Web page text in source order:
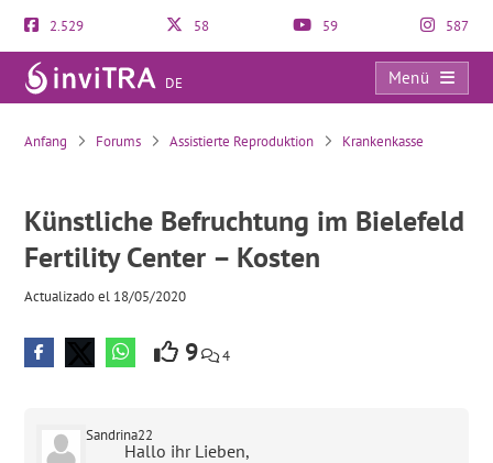
2.529 58 59 587
DE
Menü
Künstliche Befruchtung im Bielefeld Fertility Center – Kosten
Anfang Forums Assistierte Reproduktion Krankenkasse
Künstliche Befruchtung im Bielefeld
Fertility Center – Kosten
Actualizado el 18/05/2020
9 4
Sandrina22
Hallo ihr Lieben,